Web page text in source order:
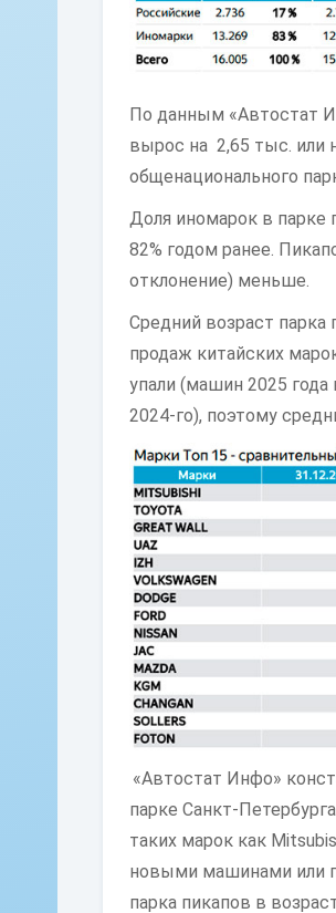
По данным «Автостат
вырос на 2,65 тыс. или
общенационального
Доля иномарок в парке
82% годом ранее.
отклонение) меньше.
Средний возраст парка
продаж китайских
упали (машин 2025
2024-го), поэтому
«Автостат Инфо»
парке Санкт-Петербурга
таких марок как
новыми машинами или
парка пикапов в